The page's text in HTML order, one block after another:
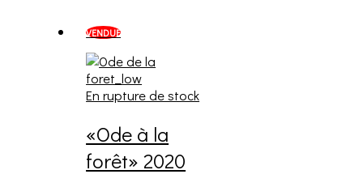
VENDUE
En rupture de stock
«Ode à la
forêt» 2020